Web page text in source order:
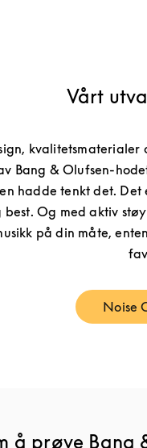
Vårt
Bang & Olufsen-
hadde tenkt det. Det
best. Og med aktiv
på din måte,
Noise
å prøve Bang